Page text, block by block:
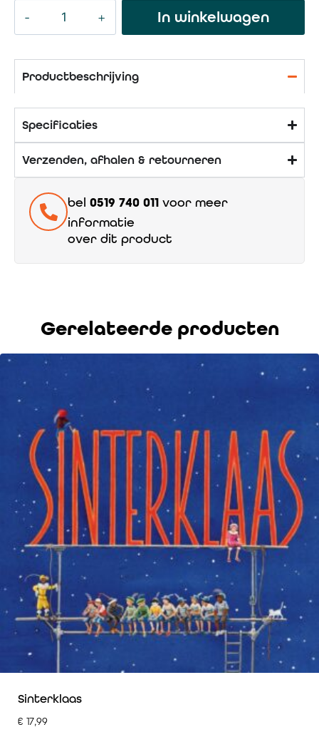
In winkelwagen
Productbeschrijving
Specificaties
Verzenden, afhalen & retourneren
bel 0519 740 011 voor meer
informatie
over dit product
Gerelateerde producten
Sinterklaas
€ 17,99